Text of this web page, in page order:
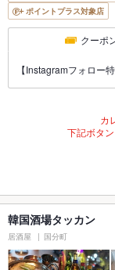
ポイントプラス対象店
クーポ
【Instagramフォロー
カ
下記ボタ
韓国酒場タッカン
居酒屋 国分町